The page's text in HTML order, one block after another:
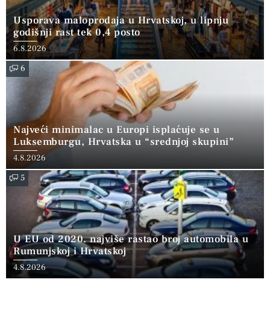
Usporava maloprodaja u Hrvatskoj, u lipnju
godišnji rast tek 0,4 posto
6.8.2026
6
Najveći minimalac u Europi isplaćuje se u
Luksemburgu, Hrvatska u “srednjoj skupini”
4.8.2026
5
U EU od 2020. najviše rastao broj automobila u
Rumunjskoj i Hrvatskoj
4.8.2026